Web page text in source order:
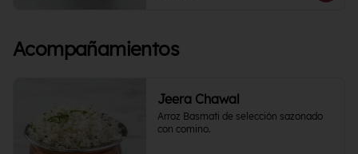
Acompañamientos
Jeera Chawal
Arroz Basmati de selección sazonado
con comino.